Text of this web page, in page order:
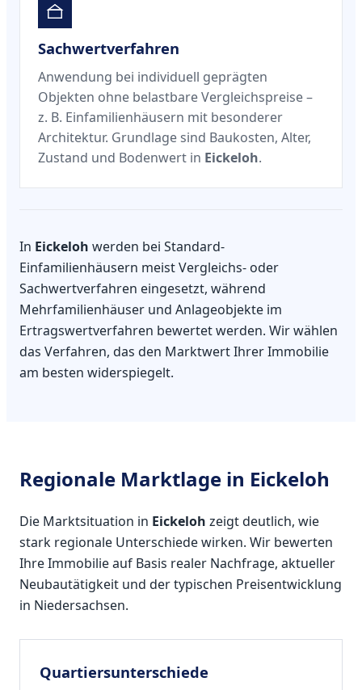
Sachwertverfahren
Anwendung bei individuell geprägten
Objekten ohne belastbare Vergleichspreise –
z. B. Einfamilienhäusern mit besonderer
Architektur. Grundlage sind Baukosten, Alter,
Zustand und Bodenwert in Eickeloh.
In Eickeloh werden bei Standard-
Einfamilienhäusern meist Vergleichs- oder
Sachwertverfahren eingesetzt, während
Mehrfamilienhäuser und Anlageobjekte im
Ertragswertverfahren bewertet werden. Wir wählen
das Verfahren, das den Marktwert Ihrer Immobilie
am besten widerspiegelt.
Regionale Marktlage in Eickeloh
Die Marktsituation in Eickeloh zeigt deutlich, wie
stark regionale Unterschiede wirken. Wir bewerten
Ihre Immobilie auf Basis realer Nachfrage, aktueller
Neubautätigkeit und der typischen Preisentwicklung
in Niedersachsen.
Quartiersunterschiede